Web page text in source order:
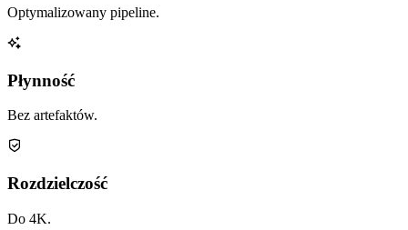
Optymalizowany pipeline.
Płynność
Bez artefaktów.
Rozdzielczość
Do 4K.